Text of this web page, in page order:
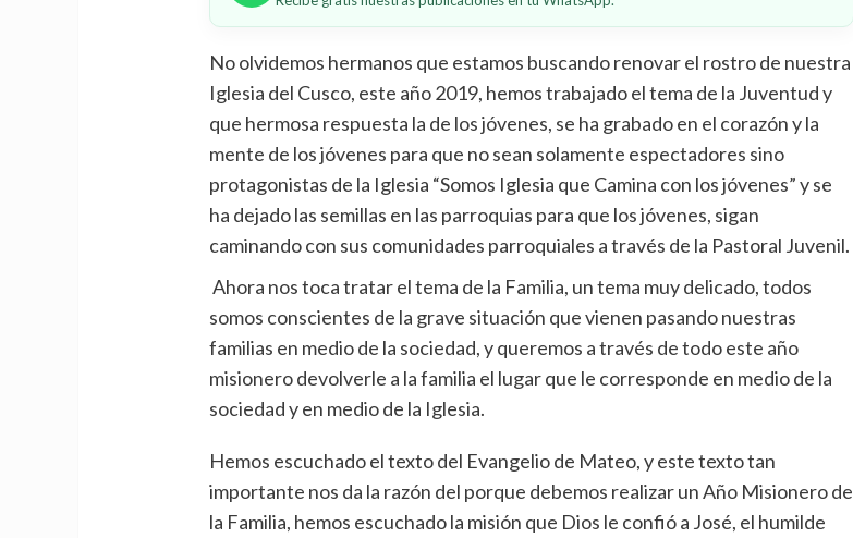
No olvidemos hermanos que estamos buscando renovar el rostro de nuestra
Iglesia del Cusco, este año 2019, hemos trabajado el tema de la Juventud y
que hermosa respuesta la de los jóvenes, se ha grabado en el corazón y la
mente de los jóvenes para que no sean solamente espectadores sino
protagonistas de la Iglesia “Somos Iglesia que Camina con los jóvenes” y se
ha dejado las semillas en las parroquias para que los jóvenes, sigan
caminando con sus comunidades parroquiales a través de la Pastoral Juvenil.
Ahora nos toca tratar el tema de la Familia, un tema muy delicado, todos
somos conscientes de la grave situación que vienen pasando nuestras
familias en medio de la sociedad, y queremos a través de todo este año
misionero devolverle a la familia el lugar que le corresponde en medio de la
sociedad y en medio de la Iglesia.
Hemos escuchado el texto del Evangelio de Mateo, y este texto tan
importante nos da la razón del porque debemos realizar un Año Misionero de
la Familia, hemos escuchado la misión que Dios le confió a José, el humilde